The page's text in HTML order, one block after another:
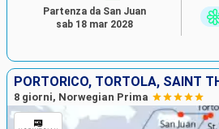
Partenza da San Juan
sab 18 mar 2028
8 giorni, Norwegian Prima